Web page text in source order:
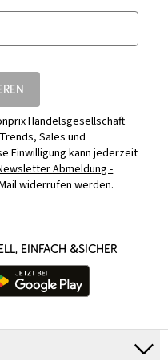
Handelsgesellschaft
Sales und
Einwilligung kann jederzeit
Abmeldung -
widerrufen werden.
EINFACH &SICHER